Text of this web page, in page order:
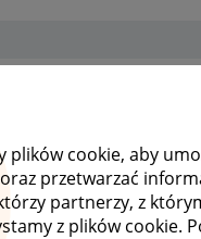
plików cookie, aby
przetwarzać
partnerzy, z
z plików cookie.
swoją